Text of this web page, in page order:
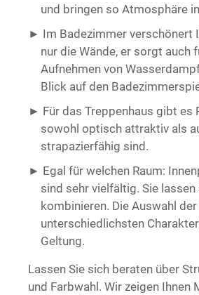
und bringen so Atmosphäre
Im Badezimmer verschönert
nur die Wände, er sorgt auch
Aufnehmen von
Blick auf den
Für das Treppenhaus gibt es
sowohl optisch attraktiv als
strapazierfähig sind.
Egal für welchen Raum:
sind sehr vielfältig. Sie lassen
kombinieren. Die Auswahl
unterschiedlichsten
Geltung.
Lassen Sie sich beraten über
und Farbwahl. Wir zeigen Ihnen